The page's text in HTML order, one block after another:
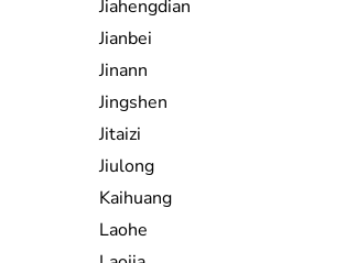
Jiahengdian
Jianbei
Jinann
Jingshen
Jitaizi
Jiulong
Kaihuang
Laohe